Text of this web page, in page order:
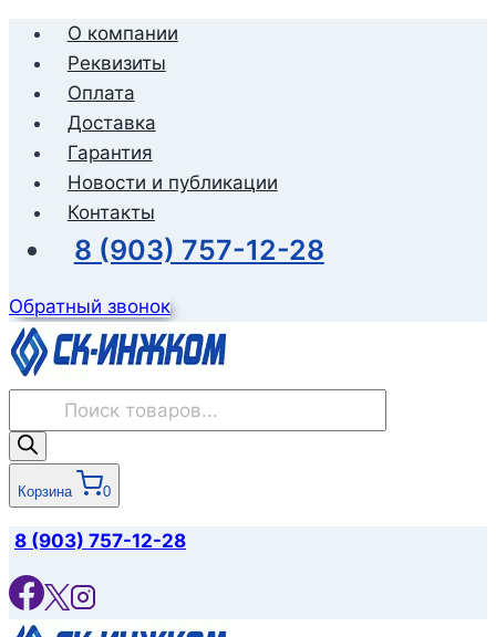
Перейти
содержимому
О компании
Реквизиты
Оплата
Доставка
Гарантия
Новости и публикации
Контакты
8 (903) 757-12-28
Обратный звонок
товаров
Корзина 0
8 (903) 757-12-28